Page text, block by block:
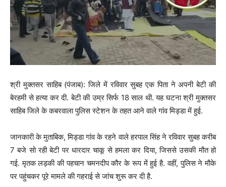
श्री मुक्तसर साहिब (पंजाब): जिले में रविवार सुबह एक पिता ने अपनी बेटी की
बेरहमी से हत्या कर दी. बेटी की उम्र सिर्फ 18 साल थी. यह घटना श्री मुक्तसर
साहिब जिले के कबरवाला पुलिस स्टेशन के तहत आने वाले गांव मिड्डा में हुई.
जानकारी के मुताबिक, मिड्डा गांव के रहने वाले हरपाल सिंह ने रविवार सुबह करीब
7 बजे सो रही बेटी पर धारदार चाकू से हमला कर दिया, जिससे उसकी मौत हो
गई. मृतक लड़की की पहचान चमनदीप कौर के रूप में हुई है. वहीं, पुलिस ने मौके
पर पहुंचकर पूरे मामले की गहराई से जांच शुरू कर दी है.